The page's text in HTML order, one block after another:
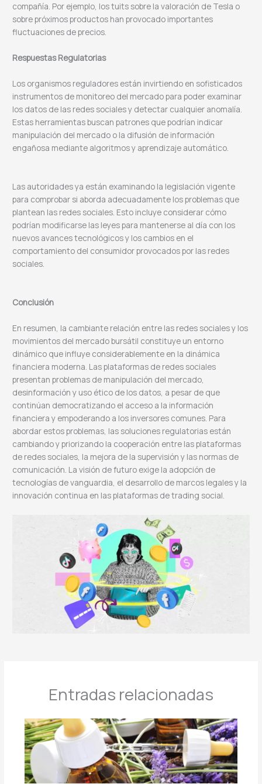
compañía. Por ejemplo, los tuits sobre la valoración de Tesla o
sobre próximos productos han provocado importantes
fluctuaciones de precios.
Respuestas Regulatorias
Los organismos reguladores están invirtiendo en sofisticados
instrumentos de monitoreo del mercado para poder examinar
los datos de las redes sociales y detectar cualquier anomalía.
Estas herramientas buscan patrones que podrían indicar
manipulación del mercado o la difusión de información
engañosa mediante algoritmos y aprendizaje automático.
Las autoridades ya están examinando la legislación vigente
para comprobar si aborda adecuadamente los problemas que
plantean las redes sociales. Esto incluye considerar cómo
podrían modificarse las leyes para mantenerse al día con los
nuevos avances tecnológicos y los cambios en el
comportamiento del consumidor provocados por las redes
sociales.
Conclusión
En resumen, la cambiante relación entre las redes sociales y los
movimientos del mercado bursátil constituye un entorno
dinámico que influye considerablemente en la dinámica
financiera moderna. Las plataformas de redes sociales
presentan problemas de manipulación del mercado,
desinformación y uso ético de los datos, a pesar de que
continúan democratizando el acceso a la información
financiera y empoderando a los inversores comunes. Para
abordar estos problemas, las soluciones regulatorias están
cambiando y priorizando la cooperación entre las plataformas
de redes sociales, la mejora de la supervisión y las normas de
comunicación. La visión de futuro exige la adopción de
tecnologías de vanguardia, el desarrollo de marcos legales y la
innovación continua en las plataformas de trading social.
Entradas relacionadas